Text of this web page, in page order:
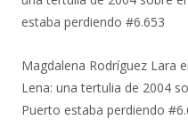
estaba perdiendo #6.653
Magdalena Rodríguez Lara
Lena: una tertulia de 2004
Puerto estaba perdiendo